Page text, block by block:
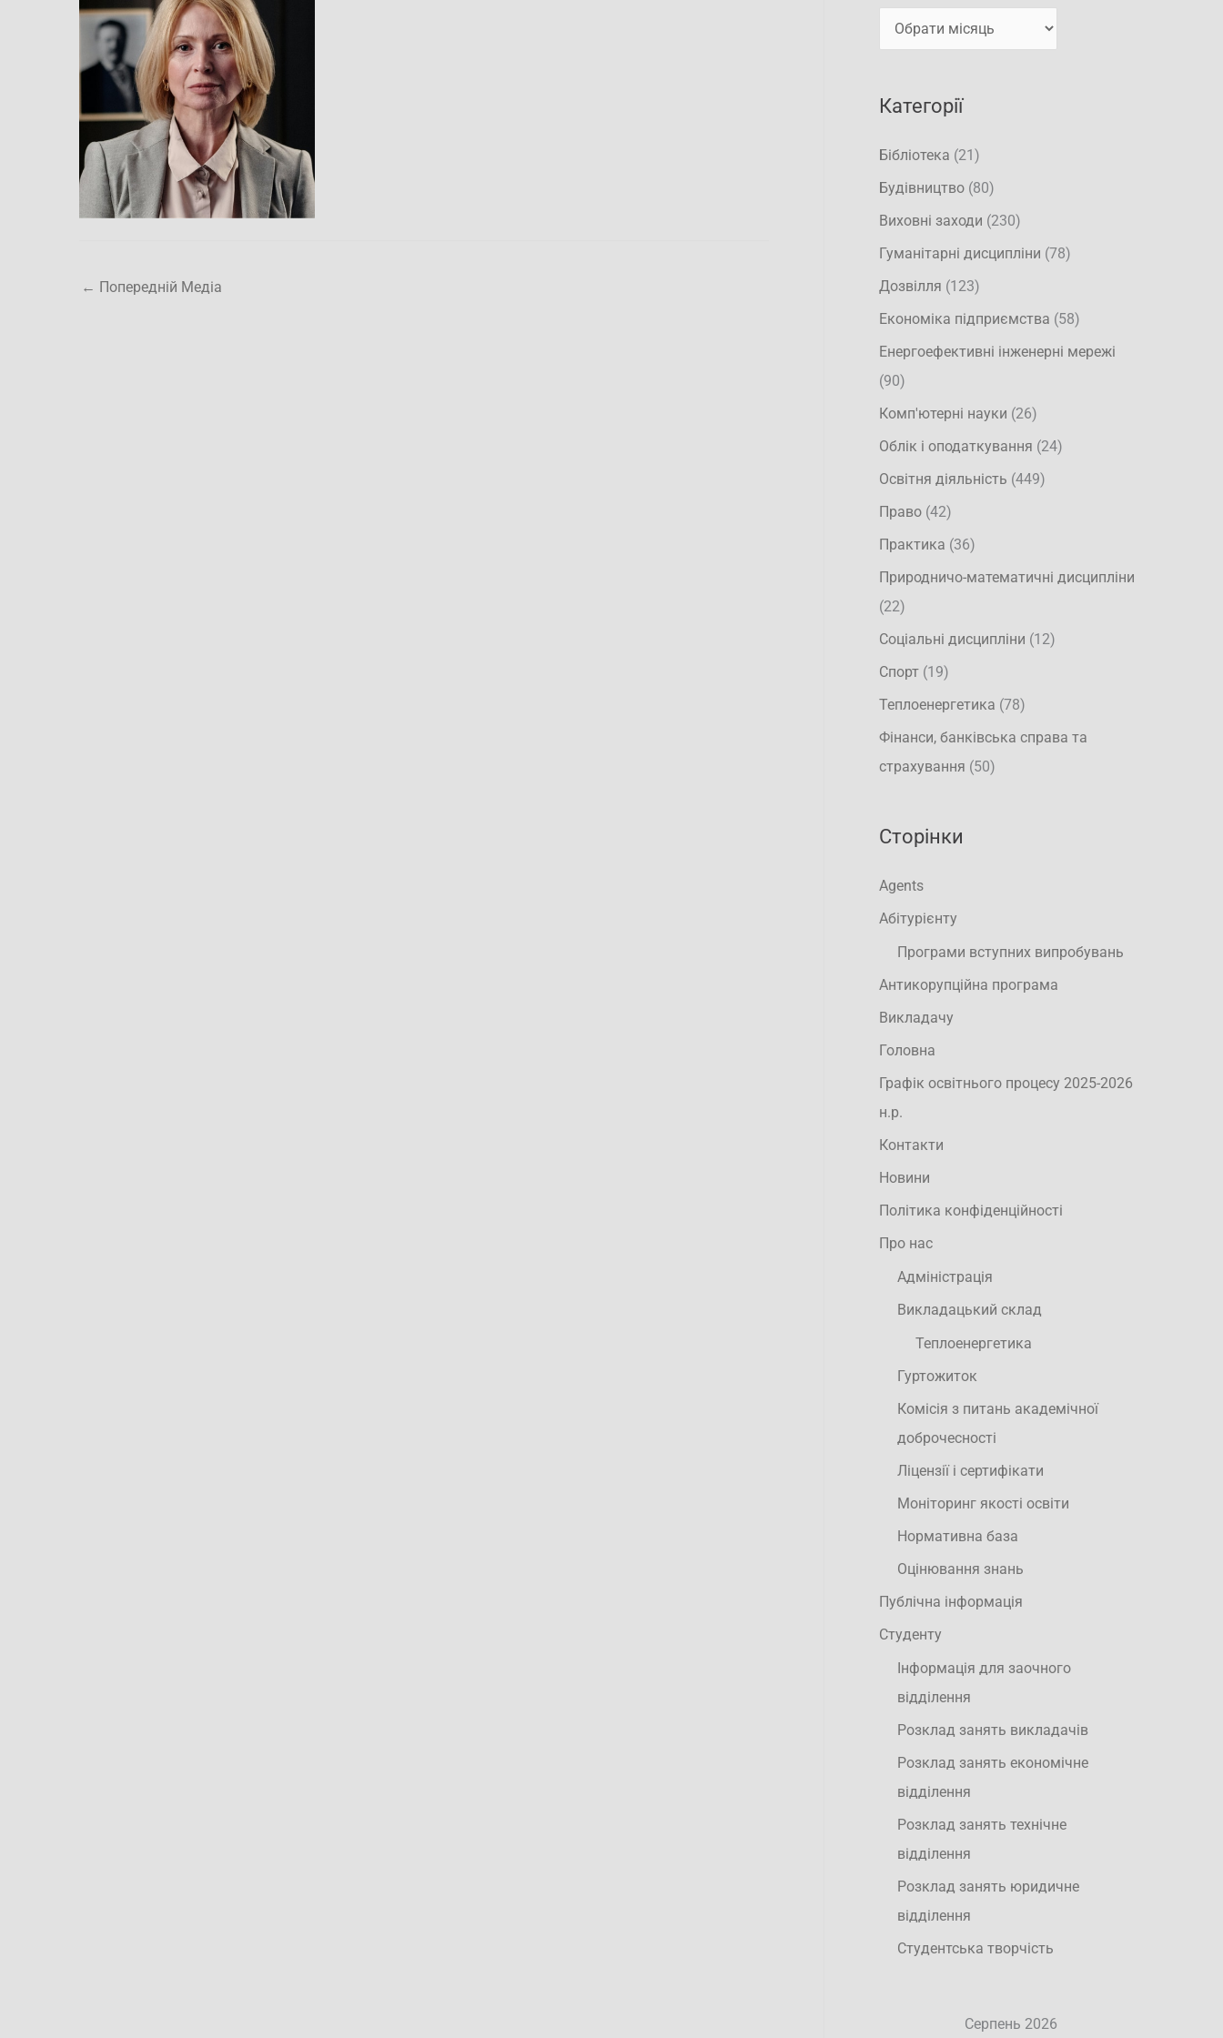
← Попередній Медіа
т
Категорії
Бібліотека (21)
Будівництво (80)
Виховні заходи (230)
Гуманітарні дисципліни (78)
Дозвілля (123)
Економіка підприємства (58)
Енергоефективні інженерні мережі
(90)
Комп'ютерні науки (26)
Облік і оподаткування (24)
Освітня діяльність (449)
Право (42)
Практика (36)
Природничо-математичні дисципліни
(22)
Соціальні дисципліни (12)
Спорт (19)
Теплоенергетика (78)
Фінанси, банківська справа та
страхування (50)
Сторінки
Agents
Абітурієнту
Програми вступних випробувань
Антикорупційна програма
Викладачу
Головна
Графік освітнього процесу 2025-2026
н.р.
Контакти
Новини
Політика конфіденційності
Про нас
Адміністрація
Викладацький склад
Теплоенергетика
Гуртожиток
Комісія з питань академічної
доброчесності
Ліцензії і сертифікати
Моніторинг якості освіти
Нормативна база
Оцінювання знань
Публічна інформація
Студенту
Інформація для заочного
відділення
Розклад занять викладачів
Розклад занять економічне
відділення
Розклад занять технічне
відділення
Розклад занять юридичне
відділення
Студентська творчість
Серпень 2026